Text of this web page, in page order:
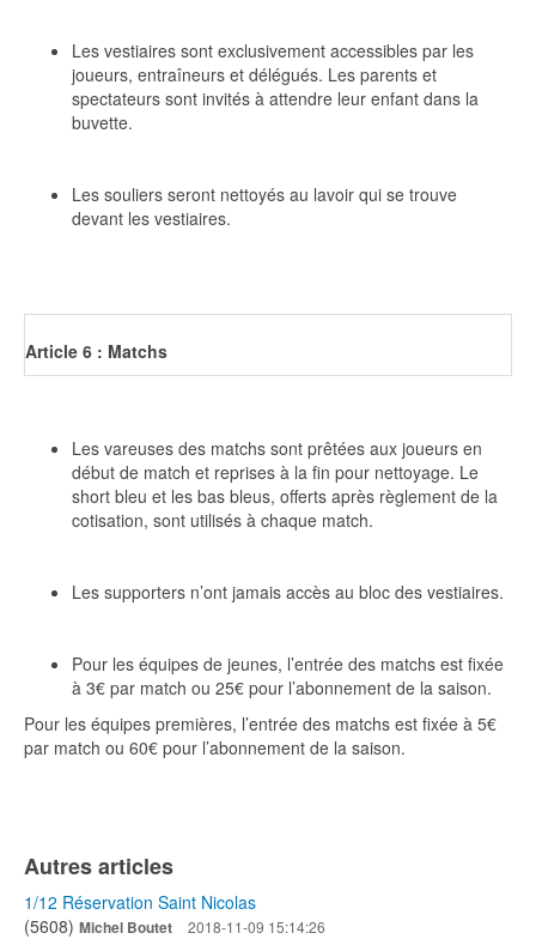
Les vestiaires sont exclusivement accessibles par les
joueurs, entraîneurs et délégués. Les parents et
spectateurs sont invités à attendre leur enfant dans la
buvette.
Les souliers seront nettoyés au lavoir qui se trouve
devant les vestiaires.
Article 6 : Matchs
Les vareuses des matchs sont prêtées aux joueurs en
début de match et reprises à la fin pour nettoyage. Le
short bleu et les bas bleus, offerts après règlement de la
cotisation, sont utilisés à chaque match.
Les supporters n’ont jamais accès au bloc des vestiaires.
Pour les équipes de jeunes, l’entrée des matchs est fixée
à 3€ par match ou 25€ pour l’abonnement de la saison.
Pour les équipes premières, l’entrée des matchs est fixée à 5€
par match ou 60€ pour l’abonnement de la saison.
Autres articles
1/12 Réservation Saint Nicolas
(5608) Michel Boutet 2018-11-09 15:14:26